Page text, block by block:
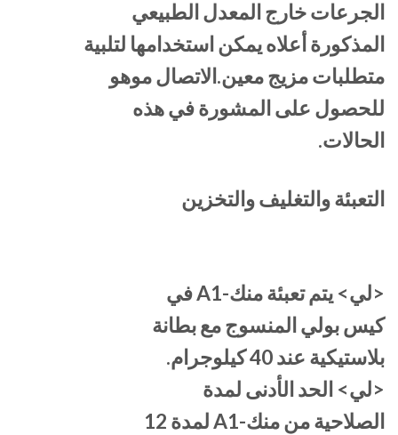
الجرعات خارج المعدل الطبيعي
المذكورة أعلاه يمكن استخدامها لتلبية
متطلبات مزيج معين.الاتصال موهو
للحصول على المشورة في هذه
الحالات.
التعبئة والتغليف والتخزين
<لي> يتم تعبئة منك-A1 في
كيس بولي المنسوج مع بطانة
بلاستيكية عند 40 كيلوجرام.
<لي> الحد الأدنى لمدة
الصلاحية من منك-A1 لمدة 12